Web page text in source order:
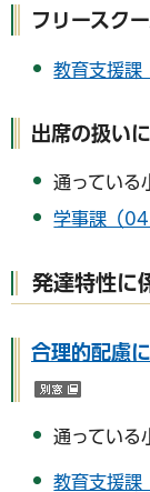
フリースク
教育支援
出席の扱い
通っている
学事課（
発達特性に
合理的配慮
通っている
教育支援